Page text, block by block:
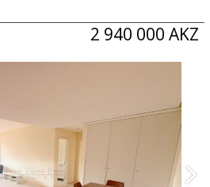
2 940 000 AKZ